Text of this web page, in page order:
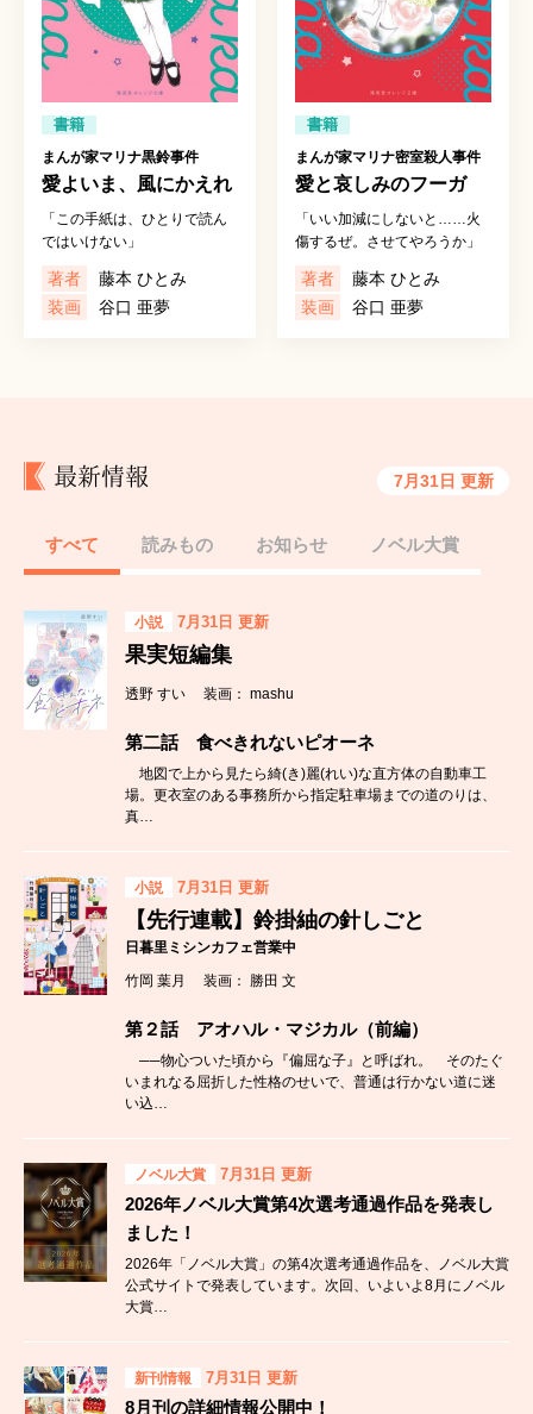
書籍
まんが家マリナ黒鈴事件
愛よいま、風にかえれ
「この手紙は、ひとりで読ん
ではいけない」
著者
藤本 ひとみ
装画
谷口 亜夢
書籍
まんが家マリナ密室殺人事件
愛と哀しみのフーガ
「いい加減にしないと……火
傷するぜ。させてやろうか」
著者
藤本 ひとみ
装画
谷口 亜夢
最新情報 7月31日 更新
すべて 読みもの お知らせ ノベル大賞
小説 7月31日 更新
果実短編集
透野 すい 装画： mashu
第二話 食べきれないピオーネ
地図で上から見たら綺(き)麗(れい)な直方体の自動車工
場。更衣室のある事務所から指定駐車場までの道のりは、
真…
小説 7月31日 更新
【先行連載】鈴掛紬の針しごと
日暮里ミシンカフェ営業中
竹岡 葉月 装画： 勝田 文
第２話 アオハル・マジカル（前編）
──物心ついた頃から『偏屈な子』と呼ばれ。 そのたぐ
いまれなる屈折した性格のせいで、普通は行かない道に迷
い込…
ノベル大賞 7月31日 更新
2026年ノベル大賞第4次選考通過作品を発表し
ました！
2026年「ノベル大賞」の第4次選考通過作品を、ノベル大賞
公式サイトで発表しています。次回、いよいよ8月にノベル
大賞…
新刊情報 7月31日 更新
8月刊の詳細情報公開中！